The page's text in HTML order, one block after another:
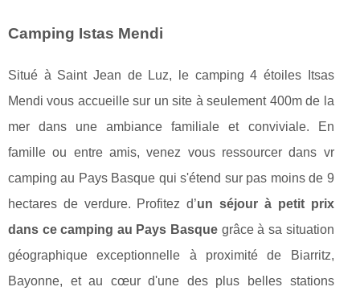
Camping Istas Mendi
Situé à Saint Jean de Luz, le camping 4 étoiles Itsas
Mendi vous accueille sur un site à seulement 400m de la
mer dans une ambiance familiale et conviviale. En
famille ou entre amis, venez vous ressourcer dans vr
camping au Pays Basque qui s'étend sur pas moins de 9
hectares de verdure. Profitez d’un séjour à petit prix
dans ce camping au Pays Basque grâce à sa situation
géographique exceptionnelle à proximité de Biarritz,
Bayonne, et au cœur d'une des plus belles stations